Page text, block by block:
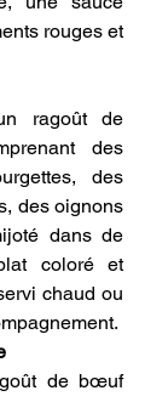
rouges et
ragoût de
des
des
des oignons
dans de
coloré et
chaud ou
de bœuf